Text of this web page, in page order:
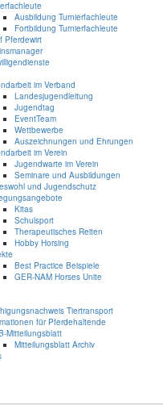
Ausbildung Turnierfachleute
Fortbildung Turnierfachleute
Pferdewirt
im Verband
Landesjugendleitung
Jugendtag
EventTeam
Wettbewerbe
Auszeichnungen und Ehrungen
im Verein
Jugendwarte im Verein
Seminare und Ausbildungen
und Jugendschutz
Kitas
Schulsport
Therapeutisches Reiten
Hobby Horsing
Best Practice Beispiele
GER-NAM Horses Unite
Tiertransport
für Pferdehaltende
Mitteilungsblatt
Mitteilungsblatt Archiv